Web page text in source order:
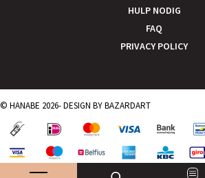
HULP NODIG
FAQ
PRIVACY POLICY
© HANABE 2026- DESIGN BYBAZARDART